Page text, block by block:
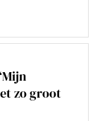
zo groot